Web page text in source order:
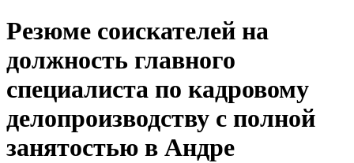
Резюме соискателей на
должность главного
специалиста по кадровому
делопроизводству с полной
занятостью в Андре